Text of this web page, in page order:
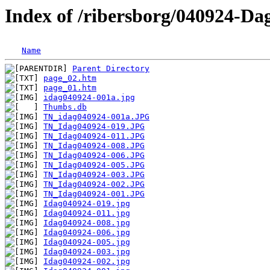
Index of /ribersborg/040924-
Name
Parent Directory
page_02.htm
page_01.htm
idag040924-001a.jpg
Thumbs.db
TN_idag040924-001a.JPG
TN_Idag040924-019.JPG
TN_Idag040924-011.JPG
TN_Idag040924-008.JPG
TN_Idag040924-006.JPG
TN_Idag040924-005.JPG
TN_Idag040924-003.JPG
TN_Idag040924-002.JPG
TN_Idag040924-001.JPG
Idag040924-019.jpg
Idag040924-011.jpg
Idag040924-008.jpg
Idag040924-006.jpg
Idag040924-005.jpg
Idag040924-003.jpg
Idag040924-002.jpg